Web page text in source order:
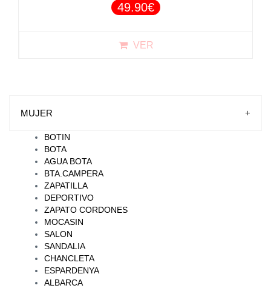
49.90€
VER
MUJER +
BOTIN
BOTA
AGUA BOTA
BTA.CAMPERA
ZAPATILLA
DEPORTIVO
ZAPATO CORDONES
MOCASIN
SALON
SANDALIA
CHANCLETA
ESPARDENYA
ALBARCA